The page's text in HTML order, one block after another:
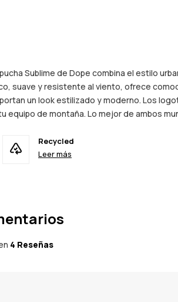
Sublime de Dope combina el estilo
suave y resistente al viento, ofrece
un look estilizado y moderno. Los
equipo de montaña. Lo mejor de ambos
Recycled
Leer más
4 Reseñas